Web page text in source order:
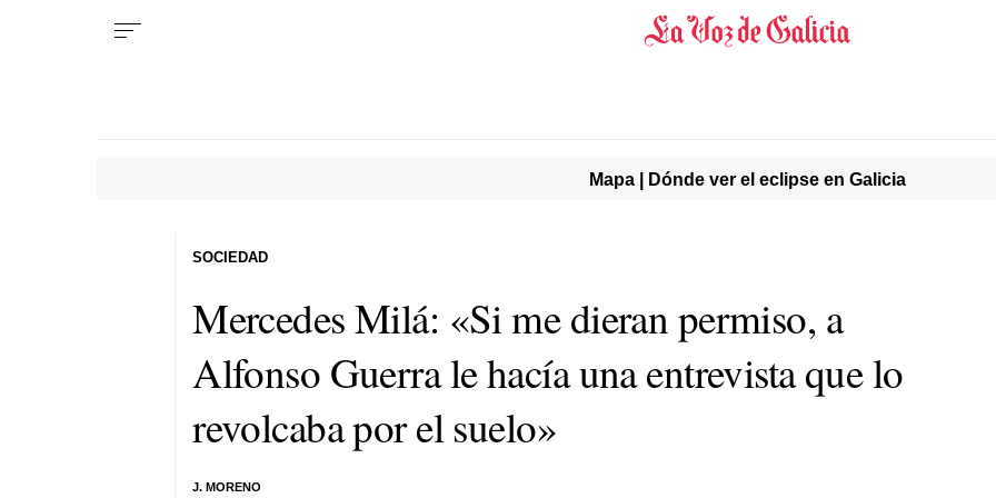
Mapa | Dónde ver el eclipse en Galicia
Mercedes Milá: «Si me dieran permiso, a
Alfonso Guerra le hacía una entrevista que lo
revolcaba por el suelo»
J. MORENO
SOCIEDAD